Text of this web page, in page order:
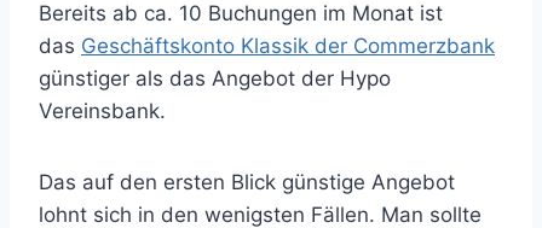
Bereits ab ca. 10 Buchungen im Monat ist
das Geschäftskonto Klassik der Commerzbank
günstiger als das Angebot der Hypo
Vereinsbank.
Das auf den ersten Blick günstige Angebot
lohnt sich in den wenigsten Fällen. Man sollte